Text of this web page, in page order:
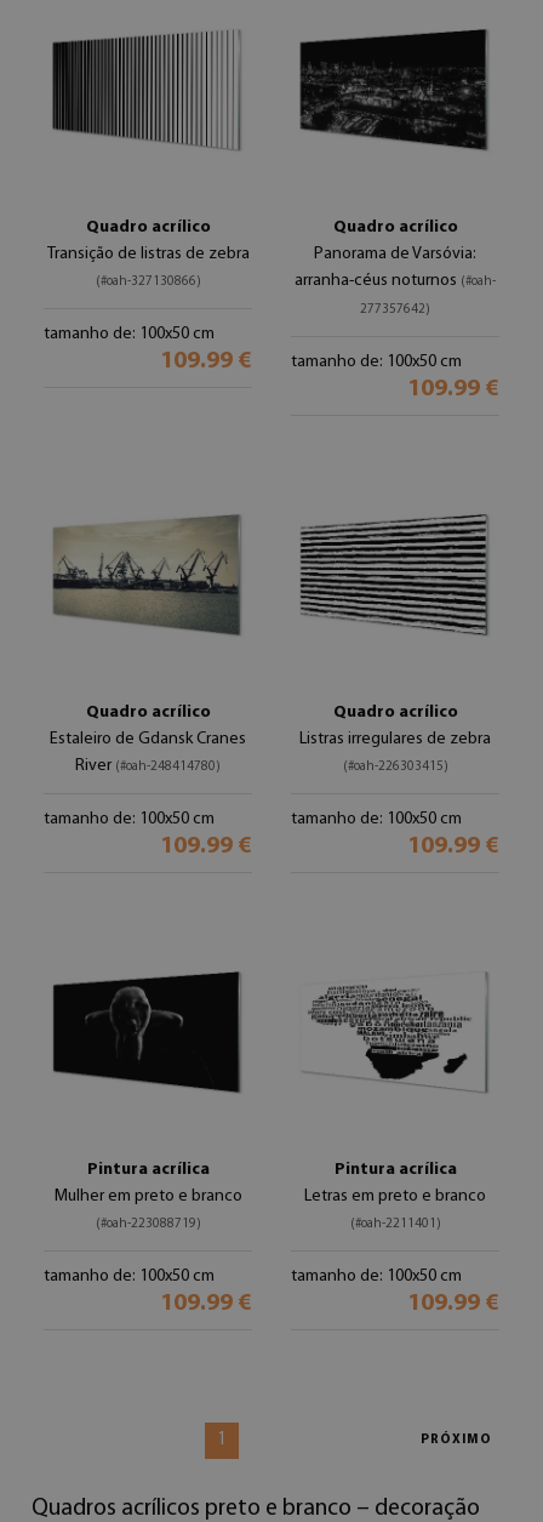
Quadro acrílico
Transição de listras de zebra
(#oah-327130866)
tamanho de: 100x50 cm
109.99 €
Quadro acrílico
Panorama de Varsóvia:
arranha-céus noturnos (#oah-
277357642)
tamanho de: 100x50 cm
109.99 €
Quadro acrílico
Estaleiro de Gdansk Cranes
River (#oah-248414780)
tamanho de: 100x50 cm
109.99 €
Quadro acrílico
Listras irregulares de zebra
(#oah-226303415)
tamanho de: 100x50 cm
109.99 €
Pintura acrílica
Mulher em preto e branco
(#oah-223088719)
tamanho de: 100x50 cm
109.99 €
Pintura acrílica
Letras em preto e branco
(#oah-2211401)
tamanho de: 100x50 cm
109.99 €
1 PRÓXIMO
Quadros acrílicos preto e branco – decoração